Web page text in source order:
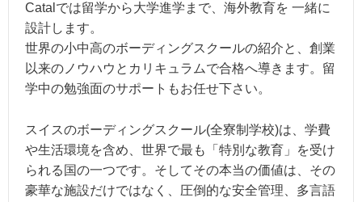
Catalでは留学から大学進学まで、海外教育を 一緒に
設計します。
世界の小中高のボーディングスクールの紹介と、創業
以来のノウハウとカリキュラムで合格へ導きます。留
学中の勉強面のサポートもお任せ下さい。
スイスのボーディングスクール(全寮制学校)は、学費
や生活環境を含め、世界で最も「特別な教育」を受け
られる国の一つです。そしてその本当の価値は、その
豪華な施設だけではなく、圧倒的な安全管理、多言語